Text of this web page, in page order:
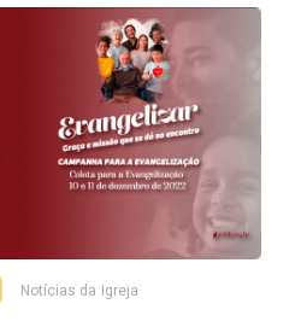
Notícias da Igreja